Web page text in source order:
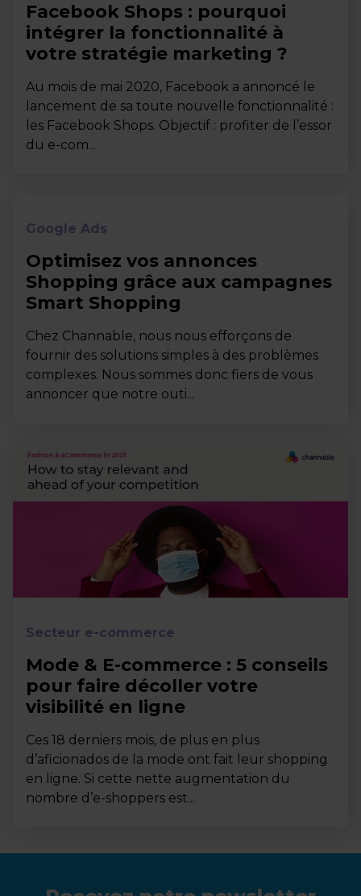
Facebook Shops : pourquoi
intégrer la fonctionnalité à
votre stratégie marketing ?
Au mois de mai 2020, Facebook a annoncé le
lancement de sa toute nouvelle fonctionnalité :
les Facebook Shops. Objectif : profiter de l’essor
du e-com...
Google Ads
Optimisez vos annonces
Shopping grâce aux campagnes
Smart Shopping
Chez Channable, nous nous efforçons de
fournir des solutions simples à des problèmes
complexes. Nous sommes donc fiers de vous
annoncer que notre outi...
Secteur e-commerce
Mode & E-commerce : 5 conseils
pour faire décoller votre
visibilité en ligne
Ces 18 derniers mois, de plus en plus
d’aficionados de la mode ont fait leur shopping
en ligne. Si cette nette augmentation du
nombre d’e-shoppers est...